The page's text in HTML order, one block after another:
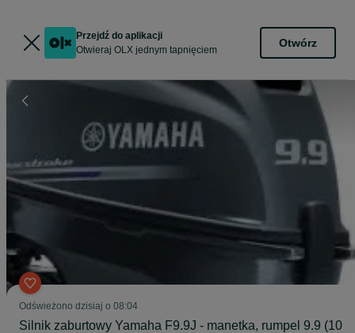
Przejdź do aplikacji
Otwieraj OLX jednym tapnięciem
Otwórz
Odświeżono dzisiaj o 08:04
Silnik zaburtowy Yamaha F9.9J - manetka, rumpel 9.9 (10